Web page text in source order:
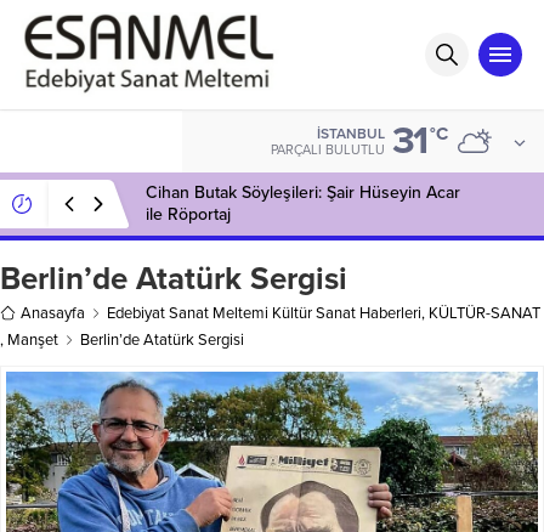
İSTANBUL
PARÇALI BULUTLU 31°C
Cihan Butak Söyleşileri: Şair Hüseyin Acar
ile Röportaj
Berlin’de Atatürk Sergisi
Anasayfa Edebiyat Sanat Meltemi Kültür Sanat Haberleri, KÜLTÜR-SANAT
, Manşet Berlin’de Atatürk Sergisi